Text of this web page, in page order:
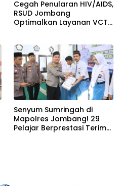
Cegah Penularan HIV/AIDS,
RSUD Jombang
Optimalkan Layanan VCT
Senyum Sumringah di
Mapolres Jombang! 29
Pelajar Berprestasi Terima